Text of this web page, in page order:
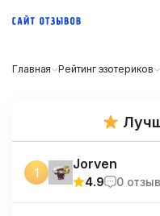
Главная Рейтинг эзотериков
1
Jorven
4.9 0